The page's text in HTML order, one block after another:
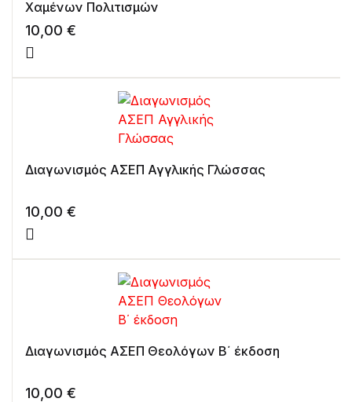
Χαμένων Πολιτισμών
10,00 €
Διαγωνισμός ΑΣΕΠ Αγγλικής Γλώσσας
10,00 €
Διαγωνισμός ΑΣΕΠ Θεολόγων Β΄ έκδοση
10,00 €